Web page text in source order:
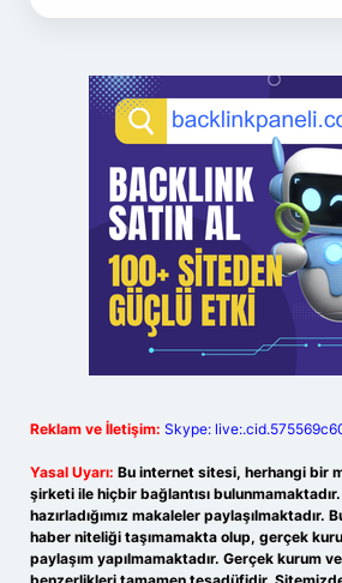
Reklam ve İletişim: Skype:
Yasal Uyarı: Bu internet sitesi, herhangi bir
şirketi ile hiçbir bağlantısı
hazırladığımız makaleler paylaşılmaktadır.
haber niteliği taşımamakta olup, gerçek
paylaşım yapılmamaktadır. Gerçek kurum